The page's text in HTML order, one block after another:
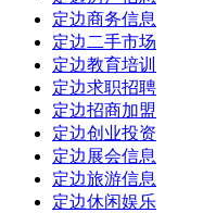
定边商务信息
定边二手市场
定边教育培训
定边求职招聘
定边招商加盟
定边创业投资
定边展会信息
定边旅游信息
定边休闲娱乐